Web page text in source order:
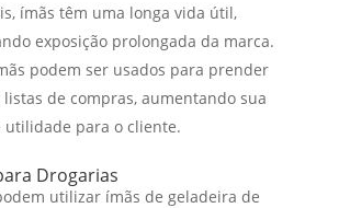
ímãs têm uma longa vida útil,
exposição prolongada da marca.
podem ser usados para prender
de compras, aumentando sua
utilidade para o cliente.
Drogarias
utilizar ímãs de geladeira de